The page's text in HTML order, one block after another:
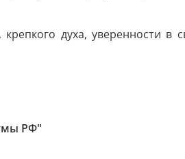
духа, уверенности в
РФ"